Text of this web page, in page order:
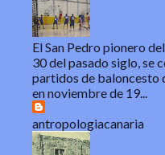
El San Pedro pionero
30 del pasado siglo, se
partidos de baloncesto
en noviembre de 19...
antropologiacanaria